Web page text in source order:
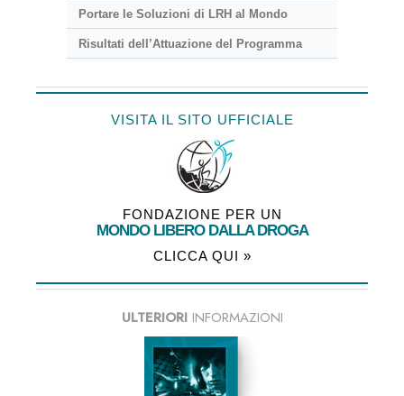
Portare le Soluzioni di LRH al Mondo
Risultati dell’Attuazione del Programma
VISITA IL SITO UFFICIALE
FONDAZIONE PER UN
MONDO LIBERO DALLA DROGA
CLICCA QUI »
ULTERIORIINFORMAZIONI